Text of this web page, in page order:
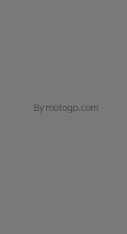
By motogp.com